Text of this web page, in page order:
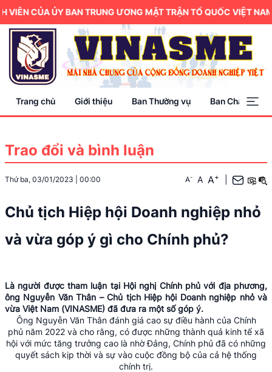
CỦA ỦY BAN TRUNG ƯƠNG MẶT TRẬN TỔ QUỐC VIỆT NAM.
Trang chủ Giới thiệu Ban Thường vụ Ban Chấp hành
Trao đổi và bình luận
Thứ ba, 03/01/2023 00:00 A- A A+
Chủ tịch Hiệp hội Doanh nghiệp nhỏ
và vừa góp ý gì cho Chính phủ?
Là người được tham luận tại Hội nghị Chính phủ với địa phương,
ông Nguyễn Văn Thân – Chủ tịch Hiệp hội Doanh nghiệp nhỏ và
vừa Việt Nam (VINASME) đã đưa ra một số góp ý.
Ông Nguyễn Văn Thân đánh giá cao sự điều hành của Chính
phủ năm 2022 và cho rằng, có được những thành quả kinh tế xã
hội với mức tăng trưởng cao là nhờ Đảng, Chính phủ đã có những
quyết sách kịp thời và sự vào cuộc đồng bộ của cả hệ thống
chính trị.